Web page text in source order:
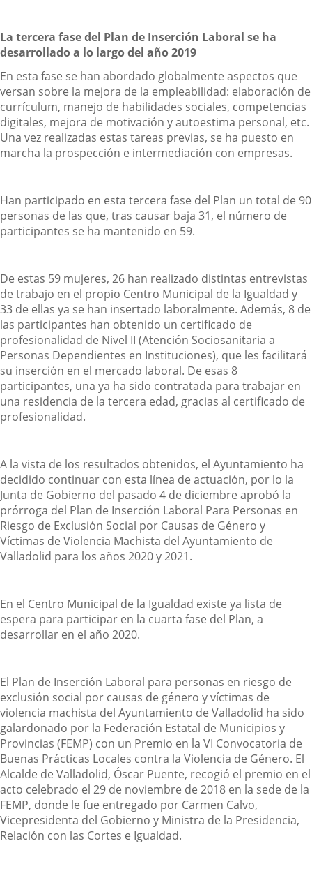
La tercera fase del Plan de Inserción Laboral se ha
desarrollado a lo largo del año 2019
En esta fase se han abordado globalmente aspectos que
versan sobre la mejora de la empleabilidad: elaboración de
currículum, manejo de habilidades sociales, competencias
digitales, mejora de motivación y autoestima personal, etc.
Una vez realizadas estas tareas previas, se ha puesto en
marcha la prospección e intermediación con empresas.
Han participado en esta tercera fase del Plan un total de 90
personas de las que, tras causar baja 31, el número de
participantes se ha mantenido en 59.
De estas 59 mujeres, 26 han realizado distintas entrevistas
de trabajo en el propio Centro Municipal de la Igualdad y
33 de ellas ya se han insertado laboralmente. Además, 8 de
las participantes han obtenido un certificado de
profesionalidad de Nivel II (Atención Sociosanitaria a
Personas Dependientes en Instituciones), que les facilitará
su inserción en el mercado laboral. De esas 8
participantes, una ya ha sido contratada para trabajar en
una residencia de la tercera edad, gracias al certificado de
profesionalidad.
A la vista de los resultados obtenidos, el Ayuntamiento ha
decidido continuar con esta línea de actuación, por lo la
Junta de Gobierno del pasado 4 de diciembre aprobó la
prórroga del Plan de Inserción Laboral Para Personas en
Riesgo de Exclusión Social por Causas de Género y
Víctimas de Violencia Machista del Ayuntamiento de
Valladolid para los años 2020 y 2021.
En el Centro Municipal de la Igualdad existe ya lista de
espera para participar en la cuarta fase del Plan, a
desarrollar en el año 2020.
El Plan de Inserción Laboral para personas en riesgo de
exclusión social por causas de género y víctimas de
violencia machista del Ayuntamiento de Valladolid ha sido
galardonado por la Federación Estatal de Municipios y
Provincias (FEMP) con un Premio en la VI Convocatoria de
Buenas Prácticas Locales contra la Violencia de Género. El
Alcalde de Valladolid, Óscar Puente, recogió el premio en el
acto celebrado el 29 de noviembre de 2018 en la sede de la
FEMP, donde le fue entregado por Carmen Calvo,
Vicepresidenta del Gobierno y Ministra de la Presidencia,
Relación con las Cortes e Igualdad.